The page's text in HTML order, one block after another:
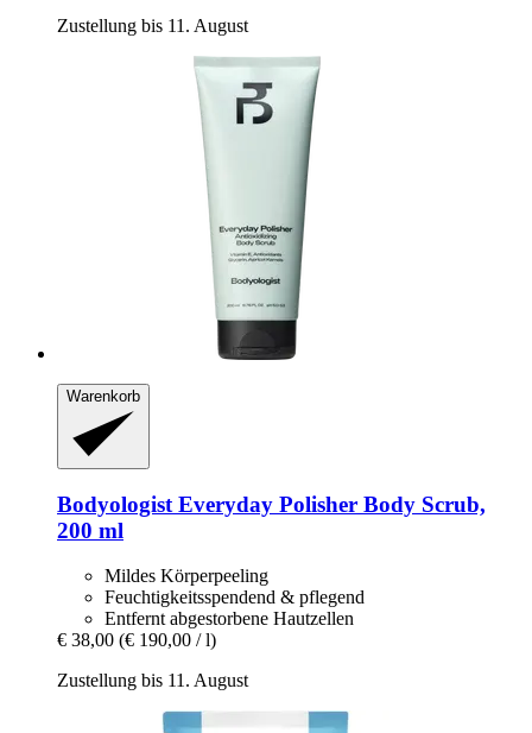
Zustellung bis 11. August
Warenkorb
Bodyologist Everyday Polisher Body Scrub,
200 ml
Mildes Körperpeeling
Feuchtigkeitsspendend & pflegend
Entfernt abgestorbene Hautzellen
€ 38,00 (€ 190,00 / l)
Zustellung bis 11. August